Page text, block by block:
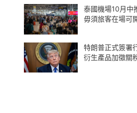
泰國機場10月
毋須旅客在場可
特朗普正式簽
衍生產品加徵關